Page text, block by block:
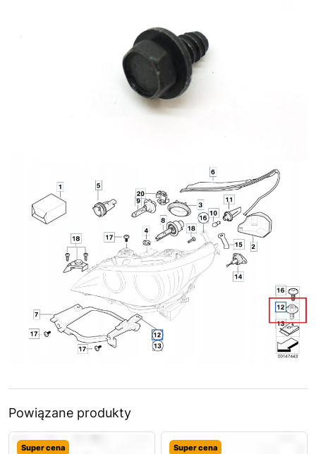
Powiązane produkty
Super cena Super cena